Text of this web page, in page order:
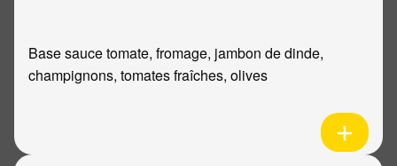
Base sauce tomate, fromage, jambon de dinde,
champignons, tomates fraîches, olives